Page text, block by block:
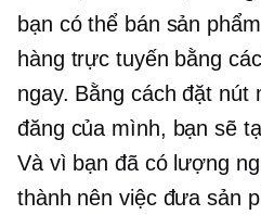
bạn có thể bán sản
hàng trực tuyến bằng
ngay. Bằng cách đặt nút
đăng của mình, bạn sẽ
Và vì bạn đã có lượng
thành nên việc đưa sản